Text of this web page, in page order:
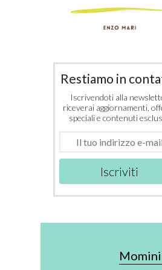
Restiamo in
Iscrivendoti alla
riceverai aggiornamenti,
speciali e contenuti
Iscriviti
Momini